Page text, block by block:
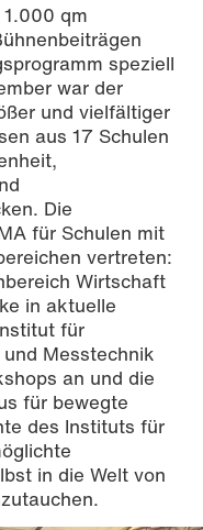
qm
speziell
war der
und vielfältiger
aus 17 Schulen
Die
für Schulen mit
vertreten:
Wirtschaft
in aktuelle
für
Messtechnik
an und die
für bewegte
des Instituts für
in die Welt von